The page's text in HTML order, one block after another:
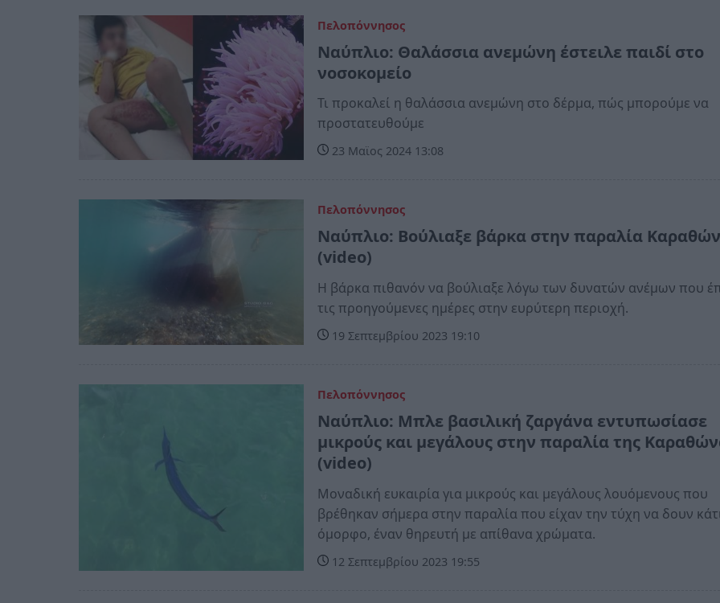
Πελοπόννησος
Ναύπλιο: Θαλάσσια ανεμώνη έστειλε παιδί στο
νοσοκομείο
Τι προκαλεί η θαλάσσια ανεμώνη στο δέρμα, πώς μπορούμε να
προστατευθούμε
23 Μαϊος 2024 13:08
Πελοπόννησος
Ναύπλιο: Βούλιαξε βάρκα στην παραλία
(video)
Η βάρκα πιθανόν να βούλιαξε λόγω των δυνατών ανέμων που
τις προηγούμενες ημέρες στην ευρύτερη περιοχή.
19 Σεπτεμβρίου 2023 19:10
Πελοπόννησος
Ναύπλιο: Μπλε βασιλική ζαργάνα εντυπωσίασε
μικρούς και μεγάλους στην παραλία της
(video)
Μοναδική ευκαιρία για μικρούς και μεγάλους λουόμενους που
βρέθηκαν σήμερα στην παραλία που είχαν την τύχη να δουν
όμορφο, έναν θηρευτή με απίθανα χρώματα.
12 Σεπτεμβρίου 2023 19:55